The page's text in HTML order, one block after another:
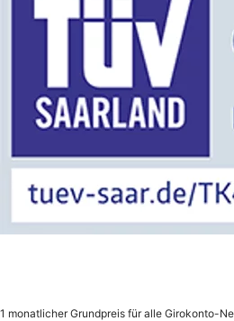
1 monatlicher Grundpreis für alle Girokonto-